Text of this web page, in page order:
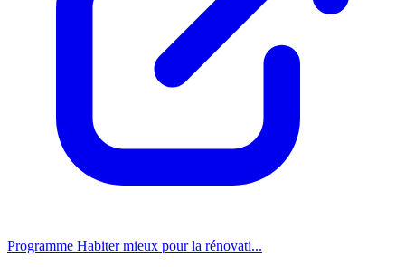
Programme Habiter mieux pour la rénovati...